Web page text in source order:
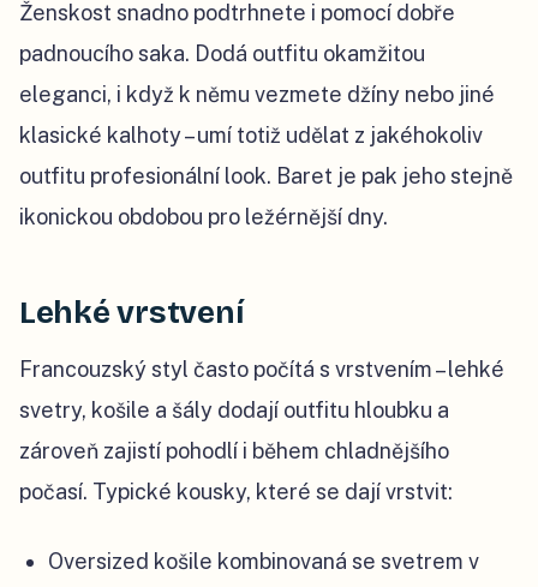
Ženskost snadno podtrhnete i pomocí dobře
padnoucího saka. Dodá outfitu okamžitou
eleganci, i když k němu vezmete džíny nebo jiné
klasické kalhoty – umí totiž udělat z jakéhokoliv
outfitu profesionální look. Baret je pak jeho stejně
ikonickou obdobou pro ležérnější dny.
Lehké vrstvení
Francouzský styl často počítá s vrstvením – lehké
svetry, košile a šály dodají outfitu hloubku a
zároveň zajistí pohodlí i během chladnějšího
počasí. Typické kousky, které se dají vrstvit:
Oversized košile kombinovaná se svetrem v